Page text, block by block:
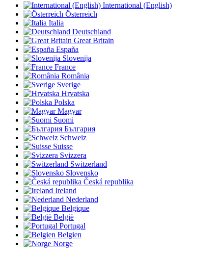
International (English)
Österreich
Italia
Deutschland
Great Britain
España
Slovenija
France
România
Sverige
Hrvatska
Polska
Magyar
Suomi
България
Schweiz
Suisse
Svizzera
Switzerland
Slovensko
Česká republika
Ireland
Nederland
Belgique
België
Portugal
Belgien
Norge